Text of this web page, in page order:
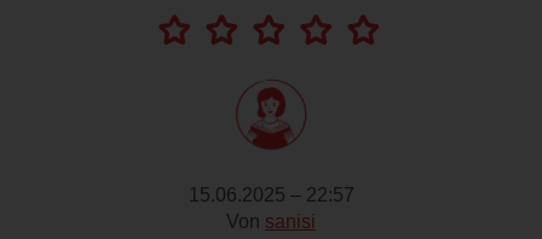
15.06.2025 – 22:57
Von sanisi